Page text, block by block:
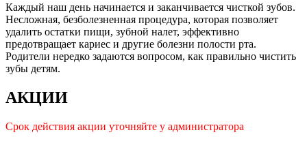
Каждый наш день начинается и заканчивается чисткой зубов.
Несложная, безболезненная процедура, которая позволяет
удалить остатки пищи, зубной налет, эффективно
предотвращает кариес и другие болезни полости рта.
Родители нередко задаются вопросом, как правильно чистить
зубы детям.
АКЦИИ
Срок действия акции уточняйте у администратора